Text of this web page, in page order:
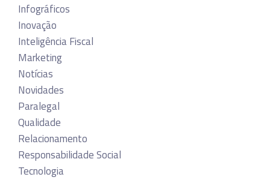
Infográficos
Inovação
Inteligência Fiscal
Marketing
Notícias
Novidades
Paralegal
Qualidade
Relacionamento
Responsabilidade Social
Tecnologia